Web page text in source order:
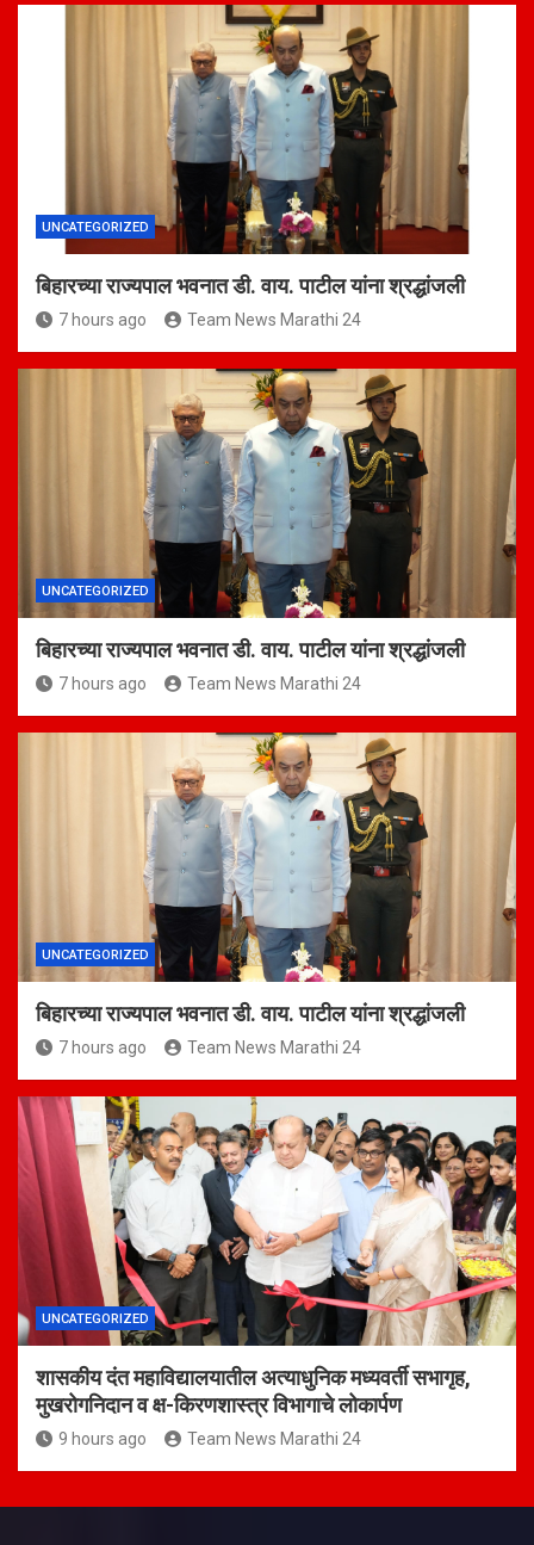
UNCATEGORIZED
बिहारच्या राज्यपाल भवनात डी. वाय. पाटील यांना श्रद्धांजली
7 hours ago Team News Marathi 24
UNCATEGORIZED
बिहारच्या राज्यपाल भवनात डी. वाय. पाटील यांना श्रद्धांजली
7 hours ago Team News Marathi 24
UNCATEGORIZED
बिहारच्या राज्यपाल भवनात डी. वाय. पाटील यांना श्रद्धांजली
7 hours ago Team News Marathi 24
UNCATEGORIZED
शासकीय दंत महाविद्यालयातील अत्याधुनिक मध्यवर्ती सभागृह,
मुखरोगनिदान व क्ष-किरणशास्त्र विभागाचे लोकार्पण
9 hours ago Team News Marathi 24